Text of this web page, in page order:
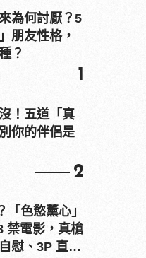
為何討厭？5
朋友性格，
？
1
！五道「真
你的伴侶是
2
「色慾薰心」
禁電影，真槍
慰、3P 直接